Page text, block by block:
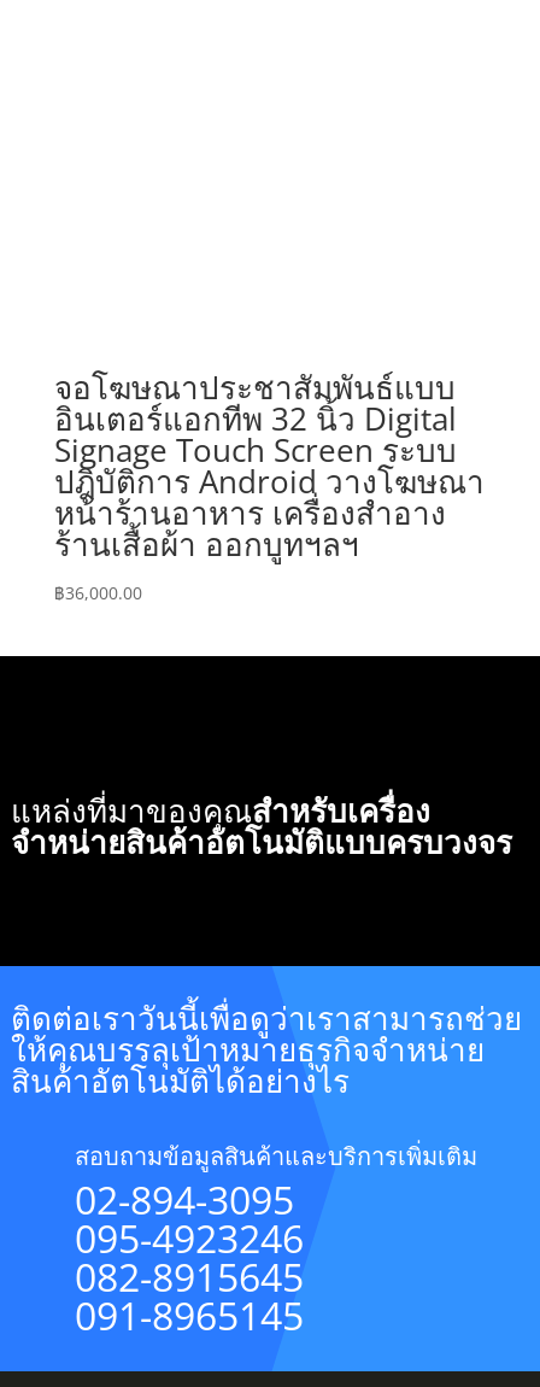
จอโฆษณาประชาสัมพันธ์แบบ
อินเตอร์แอกทีพ 32 นิ้ว Digital
Signage Touch Screen ระบบ
ปฎิบัติการ Android วางโฆษณา
หน้าร้านอาหาร เครื่องสำอาง
ร้านเสื้อผ้า ออกบูทฯลฯ
฿36,000.00
แหล่งที่มาของคุณสำหรับเครื่อง
จำหน่ายสินค้าอัตโนมัติแบบครบวงจร
ติดต่อเราวันนี้เพื่อดูว่าเราสามารถช่วย
ให้คุณบรรลุเป้าหมายธุรกิจจำหน่าย
สินค้าอัตโนมัติได้อย่างไร
สอบถามข้อมูลสินค้าและบริการเพิ่มเติม
02-894-3095
095-4923246
082-8915645
091-8965145